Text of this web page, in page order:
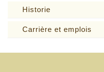
Historie
Carrière et emplois